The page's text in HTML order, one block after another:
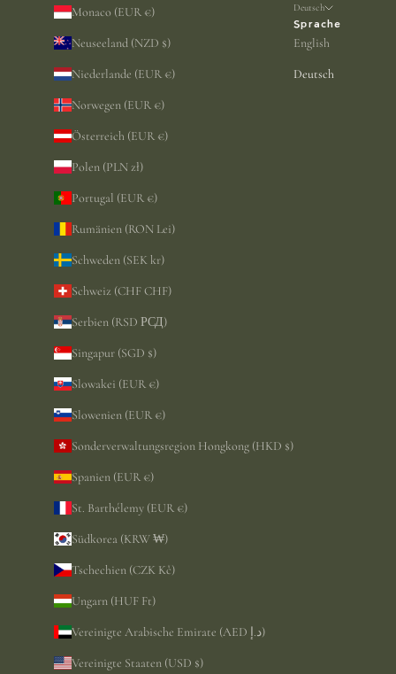
Monaco (EUR €)
Neuseeland (NZD $)
Niederlande (EUR €)
Norwegen (EUR €)
Österreich (EUR €)
Polen (PLN zł)
Portugal (EUR €)
Rumänien (RON Lei)
Schweden (SEK kr)
Schweiz (CHF CHF)
Serbien (RSD РСД)
Singapur (SGD $)
Slowakei (EUR €)
Slowenien (EUR €)
Sonderverwaltungsregion Hongkong (HKD $)
Spanien (EUR €)
St. Barthélemy (EUR €)
Südkorea (KRW ₩)
Tschechien (CZK Kč)
Ungarn (HUF Ft)
Vereinigte Arabische Emirate (AED د.إ)
Vereinigte Staaten (USD $)
Deutsch
Sprache
English
Deutsch